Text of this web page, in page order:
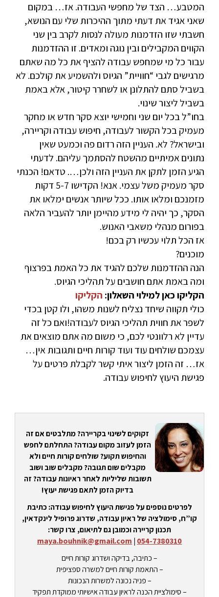
המטבע… הצד של מחפשי העבודה. אז… במקום
שאני אגיד את דעתי מתוך ההיכרות שלי עם הנושא,
חשבתי שזו הזדמנות מעולה לנסות לקרב בין שני
הקווים המקבילים ובין נוגה ומאדים. זו ההזדמנות
עבור כל מי שמחפש עבודה להציף את כל מה שאתם
מרגישים לגבי “חוויית” הגיוס ולהשמיע את קולכם. לא
בשביל סתם להתלונן או לשחרר קיטור, אלא באמת
בשביל ליצור שינוי.
בחו”ל בכל יום שני וחמישי יוצא סקר חדש או מחקר
מעמיק בכל הקשור לעבודה, חיפוש עבודה וקריירה,
ובישראל? לא. העניין הזה רדום פה וכמעט שאין
נתונים אמיתיים מהשטח להסתמך עליהם. לדעתי
הגיע הזמן לתקן את העניין הזה ולכן…. טדאם! הכנתי
סקר מעמיק משל עצמי. אנא! הקדישו 5-7 דקות
מזמנכם ומלאו אותו. ככל שיותר אנשים ימלאו את
הסקר, כך יהיה לי מידע מהיימן יותר להעביר הלאה
בפורום מנהלי משאבי האנוש.
אז הכל תלוי עכשיו רק בכם!
מוכנים?
הנה ההזדמנות שלכם להגיד את כל האמת בפרצוף
ומה באמת אתם חושבים על תהליכי הגיוס.
הקליקו כאן למילוי השאלון: הקליקו
כולי תקווה שיחד נצליח לשנות משהו, ולו קטן בכדי
לשפר את חווית תהליכי הגיוס לעבודה!ואם כל זה
עדיין לא רלוונטי לכם, כי משום מה אתם מוצאים את
עצמכם שולחים עוד ועוד קורות חיים ותגובות אין…
אז… זה הזמן ליצור איתי קשר לקבלת פרטים על
פגישת היעוץ לחיפוש עבודה.
זקוקים לשינוי בקריירה? מתלבטים אם זה
הזמן לעזוב מקום עבודה? התחלתם לחפש
והחיפוש תקוע? שולחים קורות חיים ולא
מקבלים שום תגובה? מקבלים שוב ושוב
תשובות שליליות לאחר ראיונות עבודה? זה
בדיוק הזמן לתאם פגישת יעוץ!
לפרטים נוספים על פגישת היעוץ לחיפוש עבודה: כתיבת
קו”ח, סימולציה של ראיון עבודה, שדרוג פרופיל לינקדאין,
תכנון קריירה וכמובן גם לתיאום, צרו קשר:
054-7380310
|
maya.bouhnik@gmail.com
– כתיבה, בדיקה ושדרוג קורות חיים
– התאמת קורות חיים למשרה ספציפית
– פניה נכונה למשרות הנכונות
– סימולציית הכנה לראיון עבודה אישיותי ממוקדת תפקיד